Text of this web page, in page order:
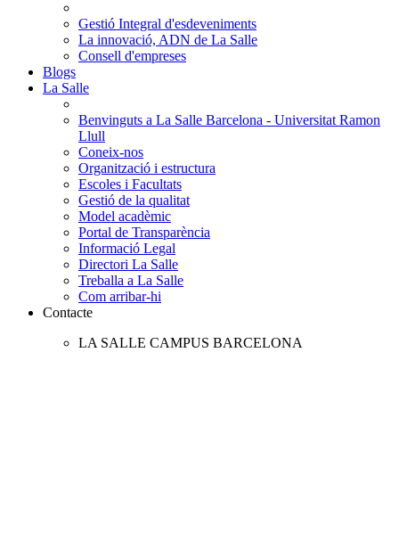
Gestió Integral d'esdeveniments
La innovació, ADN de La Salle
Consell d'empreses
Blogs
La Salle
Benvinguts a La Salle Barcelona - Universitat Ramon
Llull
Coneix-nos
Organització i estructura
Escoles i Facultats
Gestió de la qualitat
Model acadèmic
Portal de Transparència
Informació Legal
Directori La Salle
Treballa a La Salle
Com arribar-hi
Contacte
LA SALLE CAMPUS BARCELONA